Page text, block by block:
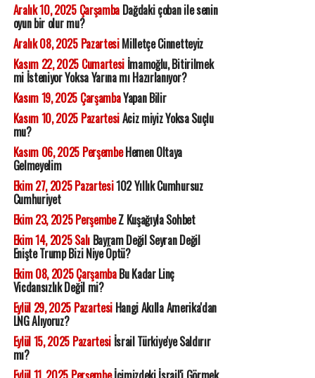
Aralık 10, 2025 ÇarşambaDağdaki çoban ile senin
oyun bir olur mu?
Aralık 08, 2025 PazartesiMilletçe Cinnetteyiz
Kasım 22, 2025 Cumartesiİmamoğlu, Bitirilmek
mi İsteniyor Yoksa Yarına mı Hazırlanıyor?
Kasım 19, 2025 ÇarşambaYapan Bilir
Kasım 10, 2025 PazartesiAciz miyiz Yoksa Suçlu
mu?
Kasım 06, 2025 PerşembeHemen Oltaya
Gelmeyelim
Ekim 27, 2025 Pazartesi102 Yıllık Cumhursuz
Cumhuriyet
Ekim 23, 2025 PerşembeZ Kuşağıyla Sohbet
Ekim 14, 2025 SalıBayram Değil Seyran Değil
Enişte Trump Bizi Niye Öptü?
Ekim 08, 2025 ÇarşambaBu Kadar Linç
Vicdansızlık Değil mi?
Eylül 29, 2025 PazartesiHangi Akılla Amerika'dan
LNG Alıyoruz?
Eylül 15, 2025 Pazartesiİsrail Türkiye'ye Saldırır
mı?